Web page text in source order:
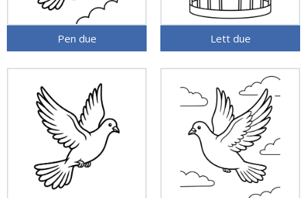
Pen due Lett due